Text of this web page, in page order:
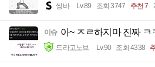
썽바 Lv.89 조회 3747 추천 7
이슈 아~ ㅈㄹ하지마 진짜 ㅋ
드라고노브 Lv.90 조회 4338